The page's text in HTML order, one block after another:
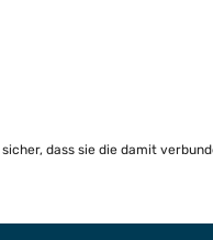
dass sie die damit